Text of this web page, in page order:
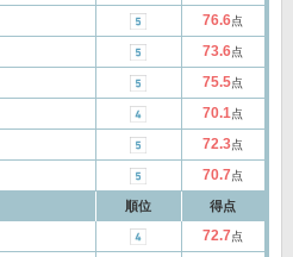
76.6点
73.6点
75.5点
70.1点
72.3点
70.7点
順位 得点
72.7点